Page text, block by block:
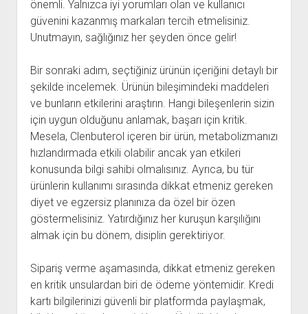
önemli. Yalnızca iyi yorumları olan ve kullanıcı
güvenini kazanmış markaları tercih etmelisiniz.
Unutmayın, sağlığınız her şeyden önce gelir!
Bir sonraki adım, seçtiğiniz ürünün içeriğini detaylı bir
şekilde incelemek. Ürünün bileşimindeki maddeleri
ve bunların etkilerini araştırın. Hangi bileşenlerin sizin
için uygun olduğunu anlamak, başarı için kritik.
Mesela, Clenbuterol içeren bir ürün, metabolizmanızı
hızlandırmada etkili olabilir ancak yan etkileri
konusunda bilgi sahibi olmalısınız. Ayrıca, bu tür
ürünlerin kullanımı sırasında dikkat etmeniz gereken
diyet ve egzersiz planınıza da özel bir özen
göstermelisiniz. Yatırdığınız her kuruşun karşılığını
almak için bu dönem, disiplin gerektiriyor.
Sipariş verme aşamasında, dikkat etmeniz gereken
en kritik unsulardan biri de ödeme yöntemidir. Kredi
kartı bilgilerinizi güvenli bir platformda paylaşmak,